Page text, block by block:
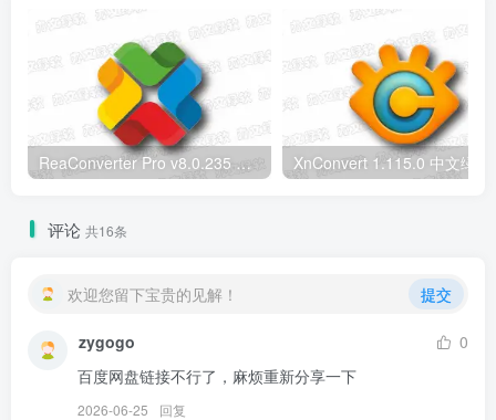
ReaConverter Pro v8.0.235 便携版 – 批量图片转换处理工具
评论 共16条
欢迎您留下宝贵的见解！ 提交
zygogo
0
百度网盘链接不行了，麻烦重新分享一下
2026-06-25 回复